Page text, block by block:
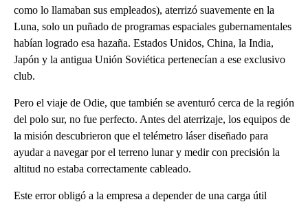
como lo llamaban sus empleados), aterrizó suavemente en la
Luna, solo un puñado de programas espaciales gubernamentales
habían logrado esa hazaña. Estados Unidos, China, la India,
Japón y la antigua Unión Soviética pertenecían a ese exclusivo
club.
Pero el viaje de Odie, que también se aventuró cerca de la región
del polo sur, no fue perfecto. Antes del aterrizaje, los equipos de
la misión descubrieron que el telémetro láser diseñado para
ayudar a navegar por el terreno lunar y medir con precisión la
altitud no estaba correctamente cableado.
Este error obligó a la empresa a depender de una carga útil